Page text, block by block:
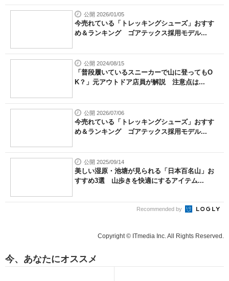
公開 2026/01/05
今売れている「トレッキングシューズ」おすす
め＆ランキング ゴアテックス採用モデル...
公開 2024/08/15
「普段履いているスニーカーで山に登ってもO
K？」元アウトドア店員が解説 注意点は...
公開 2026/07/06
今売れている「トレッキングシューズ」おすす
め＆ランキング ゴアテックス採用モデル...
公開 2025/09/14
美しい湿原・池塘が見られる「日本百名山」お
すすめ3選 山歩きを快適にするアイテム...
Recommended by
Copyright © ITmedia Inc. All Rights Reserved.
今、あなたにオススメ